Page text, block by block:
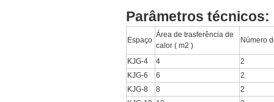
Parâmetros técnicos:
Espaço
Área de trasferência de
calor ( m2 )
Número
KJG-4 4
2
KJG-6
6
2
KJG-8
8
2